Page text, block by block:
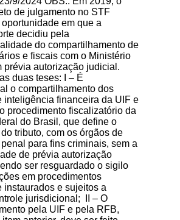
de julgamento no STF
oportunidade em que a
decidiu pela
do compartilhamento de
e fiscais com o Ministério
prévia autorização judicial.
duas teses: I – É
o compartilhamento dos
inteligência financeira da UIF e
procedimento fiscalizatório da
do Brasil, que define o
tributo, com os órgãos de
para fins criminais, sem a
de prévia autorização
ser resguardado o sigilo
em procedimentos
instaurados e sujeitos a
jurisdicional; II – O
pela UIF e pela RFB,